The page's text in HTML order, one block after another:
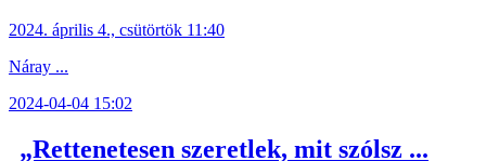
2024. április 4., csütörtök 11:40
Náray ...
2024-04-04 15:02
„Rettenetesen szeretlek, mit szólsz ...